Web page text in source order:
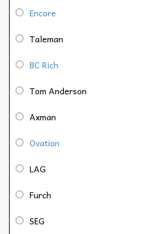
Encore
Taleman
BC Rich
Tom Anderson
Axman
Ovation
LAG
Furch
SEG